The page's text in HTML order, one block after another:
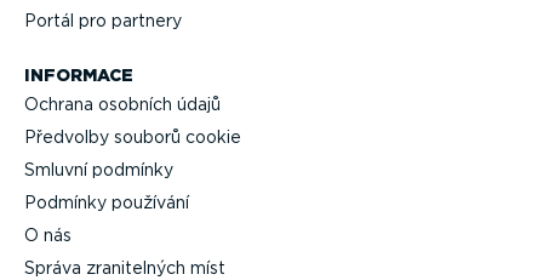
Portál pro partnery
INFORMACE
Ochrana osobních údajů
Předvolby souborů cookie
Smluvní podmínky
Podmínky používání
O nás
Správa zrani­telných míst